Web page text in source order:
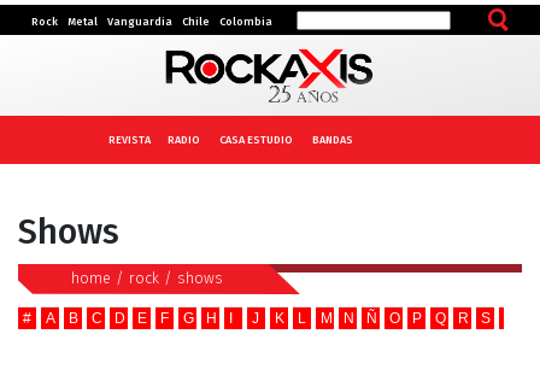
Rock Metal Vanguardia Chile Colombia
REVISTA RADIO CASA ESTUDIO BANDAS
Shows
home / rock / shows
# A B C D E F G H J K L M N Ñ O P Q R S